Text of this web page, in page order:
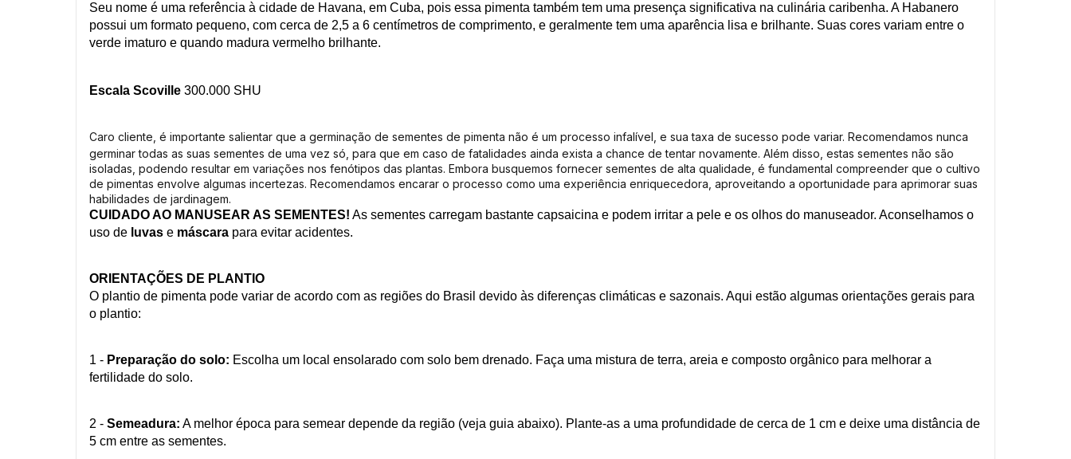
Seu nome é uma referência à cidade de Havana, em Cuba, pois essa pimenta também tem uma presença significativa na culinária caribenha. A Habanero
possui um formato pequeno, com cerca de 2,5 a 6 centímetros de comprimento, e geralmente tem uma aparência lisa e brilhante. Suas cores variam entre o
verde imaturo e quando madura vermelho brilhante.
Escala Scoville 300.000 SHU
Caro cliente, é importante salientar que a germinação de sementes de pimenta não é um processo infalível, e sua taxa de sucesso pode variar. Recomendamos nunca
germinar todas as suas sementes de uma vez só, para que em caso de fatalidades ainda exista a chance de tentar novamente. Além disso, estas sementes não são
isoladas, podendo resultar em variações nos fenótipos das plantas. Embora busquemos fornecer sementes de alta qualidade, é fundamental compreender que o cultivo
de pimentas envolve algumas incertezas. Recomendamos encarar o processo como uma experiência enriquecedora, aproveitando a oportunidade para aprimorar suas
habilidades de jardinagem.
CUIDADO AO MANUSEAR AS SEMENTES! As sementes carregam bastante capsaicina e podem irritar a pele e os olhos do manuseador. Aconselhamos o
uso de luvas e máscara para evitar acidentes.
ORIENTAÇÕES DE PLANTIO
O plantio de pimenta pode variar de acordo com as regiões do Brasil devido às diferenças climáticas e sazonais. Aqui estão algumas orientações gerais para
o plantio:
1 - Preparação do solo: Escolha um local ensolarado com solo bem drenado. Faça uma mistura de terra, areia e composto orgânico para melhorar a
fertilidade do solo.
2 - Semeadura: A melhor época para semear depende da região (veja guia abaixo). Plante-as a uma profundidade de cerca de 1 cm e deixe uma distância de
5 cm entre as sementes.